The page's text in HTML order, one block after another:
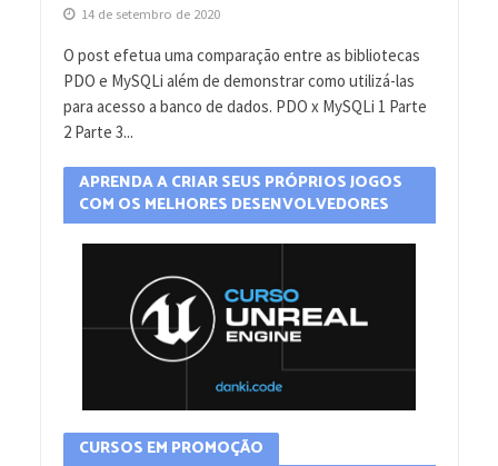
14 de setembro de 2020
O post efetua uma comparação entre as bibliotecas
PDO e MySQLi além de demonstrar como utilizá-las
para acesso a banco de dados. PDO x MySQLi 1 Parte
2 Parte 3...
APRENDA A CRIAR SEUS PRÓPRIOS JOGOS
COM OS MELHORES DESENVOLVEDORES
CURSOS EM PROMOÇÃO